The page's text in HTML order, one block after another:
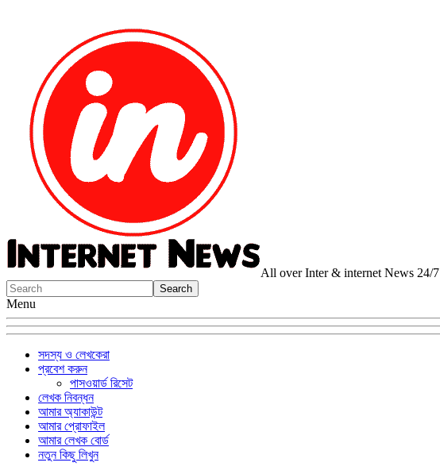
All over Inter & internet News 24/7
Menu
সদস্য ও লেখকেরা
প্রবেশ করুন
পাসওয়ার্ড রিসেট
লেখক নিবন্ধন
আমার অ্যাকাউন্ট
আমার প্রোফাইল
আমার লেখক বোর্ড
নতুন কিছু লিখুন